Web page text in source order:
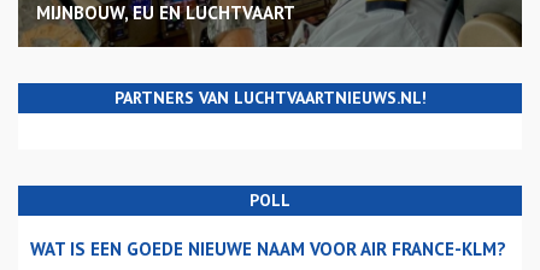
MIJNBOUW, EU EN LUCHTVAART
PARTNERS VAN LUCHTVAARTNIEUWS.NL!
POLL
WAT IS EEN GOEDE NIEUWE NAAM VOOR AIR FRANCE-KLM?